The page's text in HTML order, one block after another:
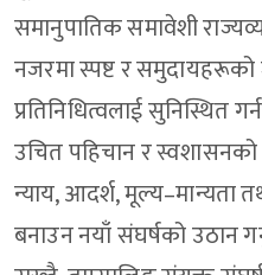
समानुपातिक समावेशी
नजरमा स्पष्ट र
प्रतिनिधित्वलाई सुनिस्थित
उचित पहिचान र स्वशासनको
न्याय, आदर्श, मूल्य–मान्यता
बनाउन नयाँ संघर्षको उठान